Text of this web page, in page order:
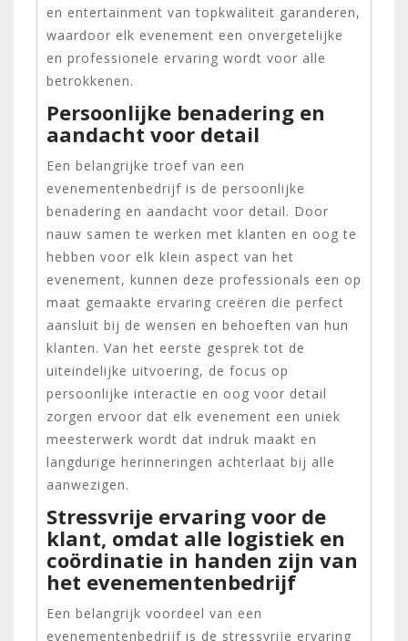
en entertainment van topkwaliteit garanderen,
waardoor elk evenement een onvergetelijke
en professionele ervaring wordt voor alle
betrokkenen.
Persoonlijke benadering en
aandacht voor detail
Een belangrijke troef van een
evenementenbedrijf is de persoonlijke
benadering en aandacht voor detail. Door
nauw samen te werken met klanten en oog te
hebben voor elk klein aspect van het
evenement, kunnen deze professionals een op
maat gemaakte ervaring creëren die perfect
aansluit bij de wensen en behoeften van hun
klanten. Van het eerste gesprek tot de
uiteindelijke uitvoering, de focus op
persoonlijke interactie en oog voor detail
zorgen ervoor dat elk evenement een uniek
meesterwerk wordt dat indruk maakt en
langdurige herinneringen achterlaat bij alle
aanwezigen.
Stressvrije ervaring voor de
klant, omdat alle logistiek en
coördinatie in handen zijn van
het evenementenbedrijf
Een belangrijk voordeel van een
evenementenbedrijf is de stressvrije ervaring